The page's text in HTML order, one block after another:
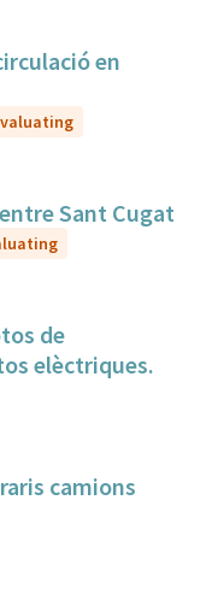
en
Sant Cugat
de
elèctriques.
camions